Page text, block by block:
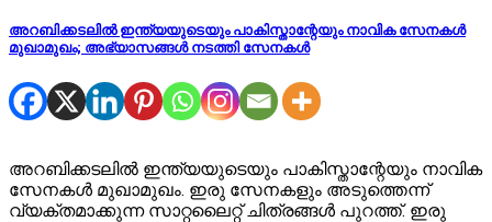
അറബിക്കടലിൽ ഇന്ത്യയുടെയും പാകിസ്താന്റേയും നാവിക സേനകൾ
മുഖാമുഖം; അഭ്യാസങ്ങൾ നടത്തി സേനകൾ
അറബിക്കടലിൽ ഇന്ത്യയുടെയും പാകിസ്താന്റേയും നാവിക
സേനകൾ മുഖാമുഖം. ഇരു സേനകളും അടുത്തെന്ന്
വ്യക്തമാക്കുന്ന സാറ്റലൈറ്റ് ചിത്രങ്ങൾ പുറത്ത്. ഇരു